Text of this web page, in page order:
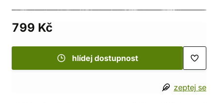
799 Kč
hlídej dostupnost
zeptej se